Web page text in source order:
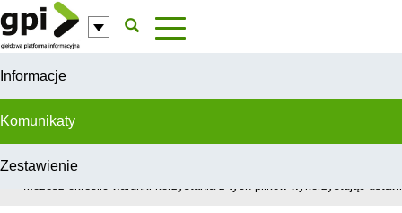
Przejdź do komentarzy
Informacje
Komunikaty
Zestawienie
W celu świadczenia usług na najwyższym poziomie, serwis GPI
Możesz określić warunki korzystania z tych plików wykorzystując